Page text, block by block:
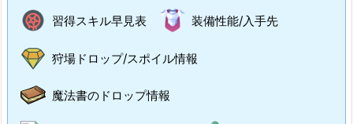
習得スキル早見表 装備性能/入手先
狩場ドロップ/スポイル情報
魔法書のドロップ情報